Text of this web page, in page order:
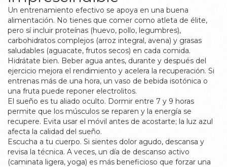
Un entrenamiento efectivo se apoya en una buena
alimentación. No tienes que comer como atleta de élite,
pero sí incluir proteínas (huevo, pollo, legumbres),
carbohidratos complejos (arroz integral, avena) y grasas
saludables (aguacate, frutos secos) en cada comida.
Hidrátate bien. Beber agua antes, durante y después del
ejercicio mejora el rendimiento y acelera la recuperación. Si
entrenas más de una hora, un vaso de bebida isotónica o
una fruta puede reponer electrolitos.
El sueño es tu aliado oculto. Dormir entre 7 y 9 horas
permite que los músculos se reparen y la energía se
recupere. Evita usar el móvil antes de acostarte; la luz azul
afecta la calidad del sueño.
Escucha a tu cuerpo. Si sientes dolor agudo, descansa y
revisa la técnica. A veces, un día de descanso activo
(caminata ligera, yoga) es más beneficioso que forzar una